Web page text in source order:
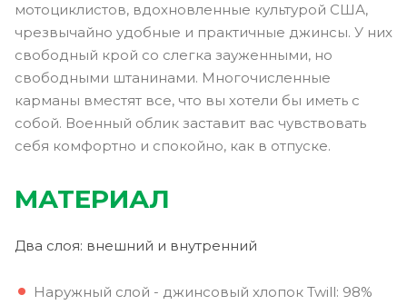
мотоциклистов, вдохновленные культурой США,
чрезвычайно удобные и практичные джинсы. У них
свободный крой со слегка зауженными, но
свободными штанинами. Многочисленные
карманы вместят все, что вы хотели бы иметь с
собой. Военный облик заставит вас чувствовать
себя комфортно и спокойно, как в отпуске.
МАТЕРИАЛ
Два слоя: внешний и внутренний
Наружный слой - джинсовый хлопок Twill: 98%